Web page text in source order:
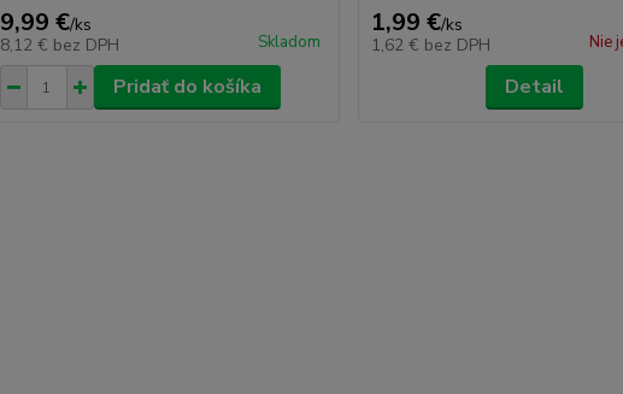
9,99 €/ks
8,12 € bez DPH Skladom
Pridať do košíka
1,99 €/ks
1,62 € bez DPH Nie
Detail